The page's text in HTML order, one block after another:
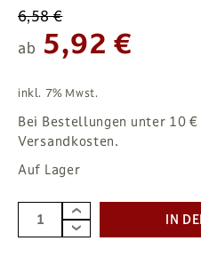
6,58 €
ab 5,92 €
inkl. 7% Mwst.
Bei Bestellungen unter 10
Versandkosten.
Auf Lager
IN